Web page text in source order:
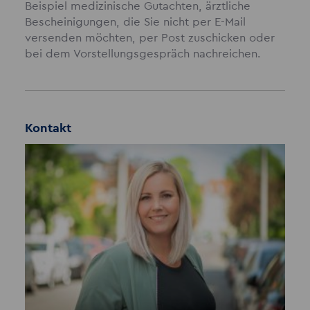
Beispiel medizinische Gutachten, ärztliche
Bescheinigungen, die Sie nicht per E-Mail
versenden möchten, per Post zuschicken oder
bei dem Vorstellungsgespräch nachreichen.
Kontakt